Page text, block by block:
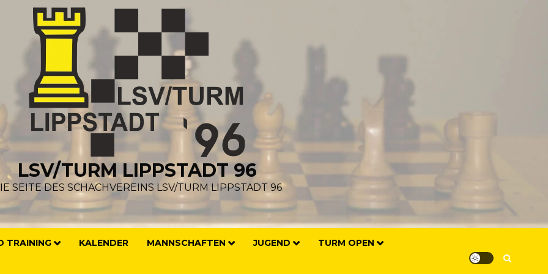
LSV/TURM LIPPSTADT 96
SEITE DES SCHACHVEREINS LSV/TURM LIPPSTADT 96
TRAINING KALENDER MANNSCHAFTEN JUGEND TURM OPEN